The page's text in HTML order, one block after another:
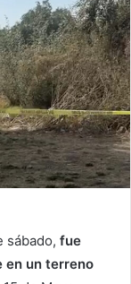
sábado, fue
en un terreno